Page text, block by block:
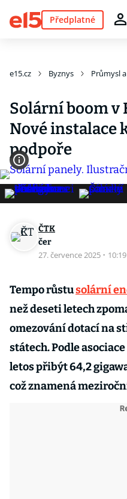
Předplatné
e15.cz Byznys Průmysl
Solární boom v
Nové instalace
podpoře
ČTK
čer
27. července 2025 · 10:19
Tempo růstusolární
než deseti letech
omezování dotací na
státech. Podle
letos přibýt 64,2
což znamená